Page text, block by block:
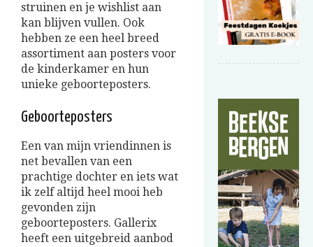
struinen en je wishlist aan
kan blijven vullen. Ook
hebben ze een heel breed
assortiment aan posters voor
de kinderkamer en hun
unieke geboorteposters.
Geboorteposters
Een van mijn vriendinnen is
net bevallen van een
prachtige dochter en iets wat
ik zelf altijd heel mooi heb
gevonden zijn
geboorteposters. Gallerix
heeft een uitgebreid aanbod